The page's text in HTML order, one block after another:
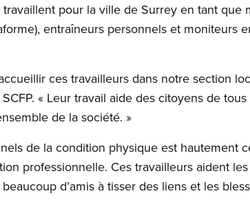
pour la ville de Surrey en tant
entraîneurs personnels et moniteurs
ces travailleurs dans notre section
« Leur travail aide des citoyens de
de la société. »
de la condition physique est hautement
professionnelle. Ces travailleurs aident
d’amis à tisser des liens et les